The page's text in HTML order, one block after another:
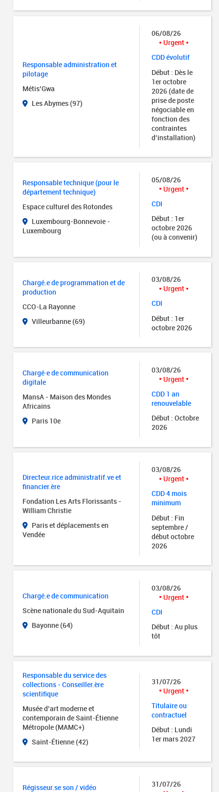
Responsable administration et
pilotage
Métis’Gwa
Les Abymes (97)
06/08/26
Urgent
CDD évolutif
Début : Dès le
1er octobre
2026 (date de
prise de poste
négociable en
fonction des
contraintes
d’installation)
Responsable technique (pour le
département technique)
Espace culturel des Rotondes
Luxembourg-Bonnevoie -
Luxembourg
05/08/26
Urgent
CDI
Début : 1er
octobre 2026
(ou à convenir)
Chargé.e de programmation et de
production
CCO-La Rayonne
Villeurbanne (69)
03/08/26
Urgent
CDI
Début : 1er
octobre 2026
Chargé·e de communication
digitale
MansA - Maison des Mondes
Africains
Paris 10e
03/08/26
Urgent
CDD 1 an
renouvelable
Début : Octobre
2026
Directeur.rice administratif.ve et
financier.ère
Fondation Les Arts Florissants -
William Christie
Paris et déplacements en
Vendée
03/08/26
Urgent
CDD 4 mois
minimum
Début : Fin
septembre /
début octobre
2026
Chargé.e de communication
Scène nationale du Sud-Aquitain
Bayonne (64)
03/08/26
Urgent
CDI
Début : Au plus
tôt
Responsable du service des
collections - Conseiller.ère
scientifique
Musée d’art moderne et
contemporain de Saint-Étienne
Métropole (MAMC+)
Saint-Étienne (42)
31/07/26
Urgent
Titulaire ou
contractuel
Début : Lundi
1er mars 2027
Régisseur.se son / vidéo
31/07/26